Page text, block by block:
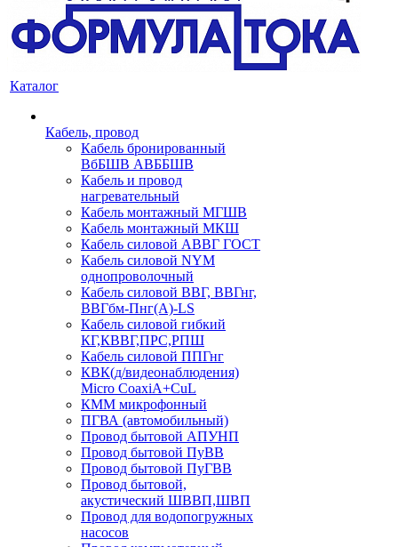
Каталог
Кабель, провод
Кабель бронированный
ВбБШВ АВББШВ
Кабель и провод
нагревательный
Кабель монтажный МГШВ
Кабель монтажный МКШ
Кабель силовой АВВГ ГОСТ
Кабель силовой NYM
однопроволочный
Кабель силовой ВВГ, ВВГнг,
ВВГбм-Пнг(А)-LS
Кабель силовой гибкий
КГ,КВВГ,ПРС,РПШ
Кабель силовой ППГнг
КВК(д/видеонаблюдения)
Micro CoaxiA+CuL
КММ микрофонный
ПГВА (автомобильный)
Провод бытовой АПУНП
Провод бытовой ПуВВ
Провод бытовой ПуГВВ
Провод бытовой,
акустический ШВВП,ШВП
Провод для водопогружных
насосов